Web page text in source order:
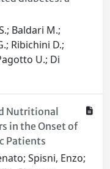
Baldari M.;
Ribichini D.;
U.; Di
Nutritional
in the Onset of
Patients
Spisni, Enzo;